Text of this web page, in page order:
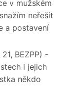
v mužském
neřešit
a postavení
21, BEZPP) -
i jejich
někdo